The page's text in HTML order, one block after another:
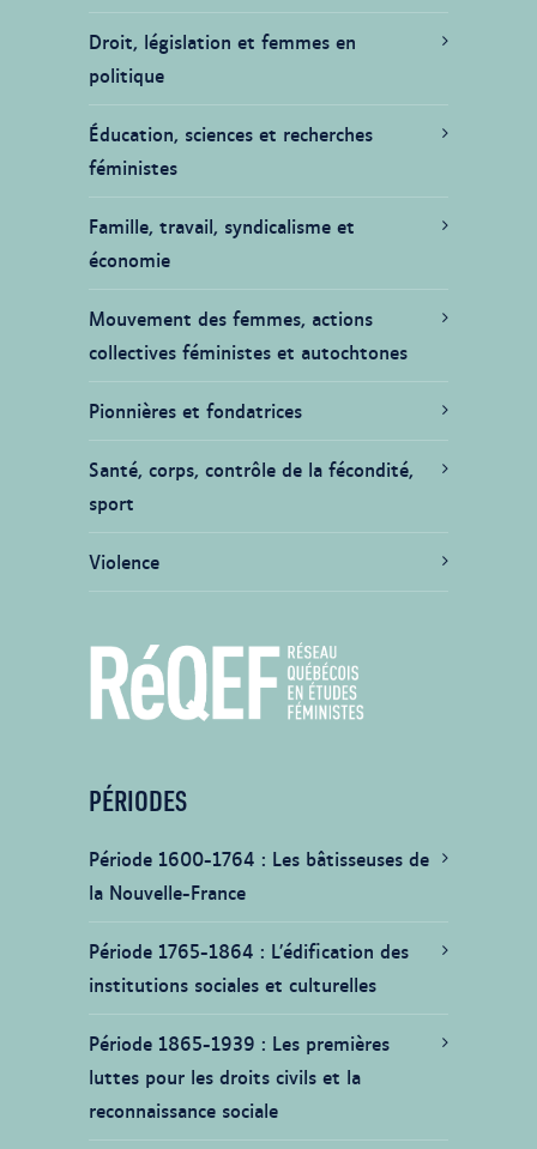
Droit, législation et femmes en
politique
Éducation, sciences et recherches
féministes
Famille, travail, syndicalisme et
économie
Mouvement des femmes, actions
collectives féministes et autochtones
Pionnières et fondatrices
Santé, corps, contrôle de la fécondité,
sport
Violence
PÉRIODES
Période 1600-1764
Les bâtisseuses de
la Nouvelle-France
Période 1765-1864
L’édification des
institutions sociales et culturelles
Période 1865-1939
Les premières
luttes pour les droits civils et la
reconnaissance sociale